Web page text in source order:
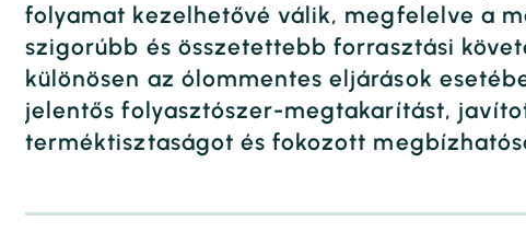
folyamat kezelhetővé válik, megfelelve a
szigorúbb és összetettebb forrasztási
különösen az ólommentes eljárások
jelentős folyasztószer-megtakarítást,
terméktisztaságot és fokozott